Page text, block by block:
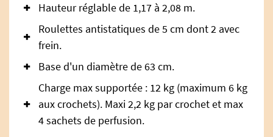
Hauteur réglable de 1,17 à 2,08 m.
Roulettes antistatiques de 5 cm dont 2 avec
frein.
Base d'un diamètre de 63 cm.
Charge max supportée : 12 kg (maximum 6 kg
aux crochets). Maxi 2,2 kg par crochet et max
4 sachets de perfusion.